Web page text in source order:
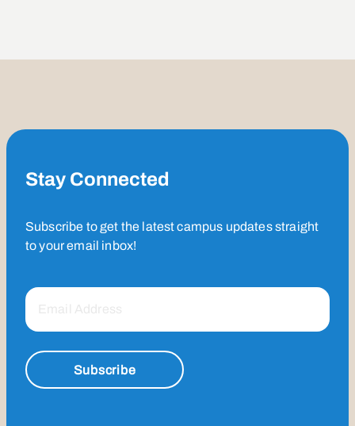
Stay Connected
Subscribe to get the latest campus updates straight
to your email inbox!
Subscribe